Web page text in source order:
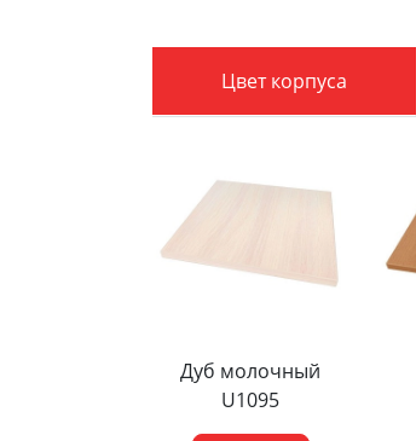
Цвет корпуса
Дуб молочный
U1095